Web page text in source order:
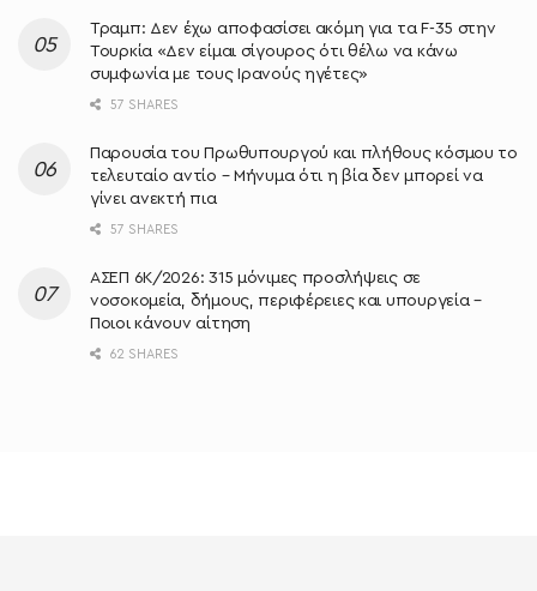
Τραμπ: Δεν έχω αποφασίσει ακόμη για τα F-35 στην
Τουρκία «Δεν είμαι σίγουρος ότι θέλω να κάνω
συμφωνία με τους Ιρανούς ηγέτες»
57 SHARES
Παρουσία του Πρωθυπουργού και πλήθους κόσμου το
τελευταίο αντίο – Μήνυμα ότι η βία δεν μπορεί να
γίνει ανεκτή πια
57 SHARES
ΑΣΕΠ 6Κ/2026: 315 μόνιμες προσλήψεις σε
νοσοκομεία, δήμους, περιφέρειες και υπουργεία –
Ποιοι κάνουν αίτηση
62 SHARES